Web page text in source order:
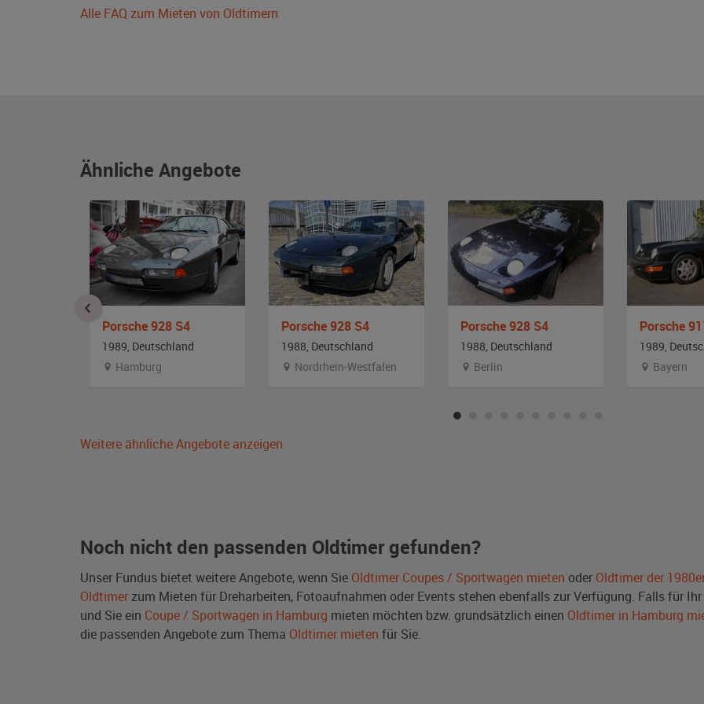
Alle FAQ zum Mieten von Oldtimern
Ähnliche Angebote
Porsche 928 S4
1989, Deutschland
Hamburg
Porsche 928 S4
1988, Deutschland
Nordrhein-Westfalen
Porsche 928 S4
1988, Deutschland
Berlin
1989,
Bayern
Weitere ähnliche Angebote anzeigen
Noch nicht den passenden Oldtimer gefunden?
Unser Fundus bietet weitere Angebote, wenn Sie Oldtimer Coupes / Sportwagen mieten oder Oldtimer der
Oldtimer zum Mieten für Dreharbeiten, Fotoaufnahmen oder Events stehen ebenfalls zur Verfügung. Falls für
und Sie ein Coupe / Sportwagen in Hamburg mieten möchten bzw. grundsätzlich einen Oldtimer in Hamburg
die passenden Angebote zum Thema Oldtimer mieten für Sie.